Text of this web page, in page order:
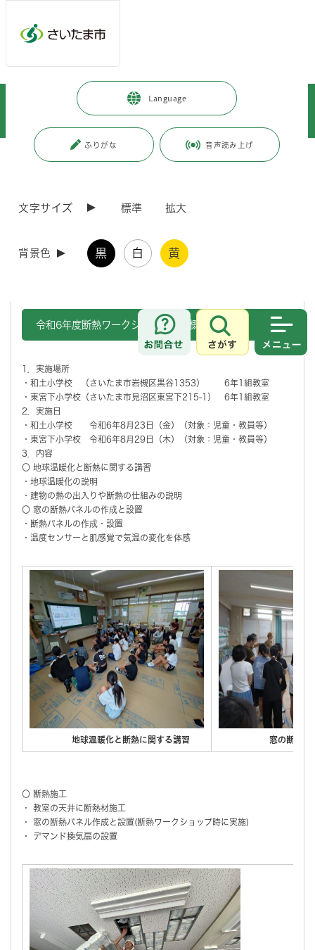
Language
ふりがな 音声読み上げ
文字サイズ 標準 拡大
背景色 黒 白 黄
お問合せ
さがす
暮らし・手続き > 環境保全
ゼロカーボン推進（地球温暖化対策）
市民向けの取組 >
更新日付：2025年3月17日 / ページ番号：C119801
す。これは地球温暖化が原因ともいわれております。
今回、学習環境を改善するとともに、次世代を担う若年層の地球温暖化
対策に係る行動変容を促すため、小学校において断熱ワークショップを
令和6年度断熱ワークショップ実施概要
1．実施場所
・和土小学校 （さいたま市岩槻区黒谷1353） 6年1組教室
・東宮下小学校（さいたま市見沼区東宮下215-1） 6年1組教室
2．実施日
・和土小学校 令和6年8月23日（金）（対象：児童・教員等）
・東宮下小学校 令和6年8月29日（木）（対象：児童・教員等）
3．内容
〇 地球温暖化と断熱に関する講習
・地球温暖化の説明
・建物の熱の出入りや断熱の仕組みの説明
〇 窓の断熱パネルの作成と設置
・断熱パネルの作成・設置
・温度センサーと肌感覚で気温の変化を体感
地球温暖化と断熱に関する講習 窓の断熱パネル
〇 断熱施工
・ 教室の天井に断熱材施工
・ 窓の断熱パネル作成と設置(断熱ワークショップ時に実施)
・ デマンド換気扇の設置